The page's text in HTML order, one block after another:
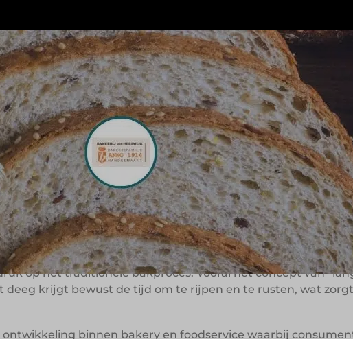
hun kracht kunnen behouden door traditie,
met een bakkerij van Opa Janus in Luyksgestel
streekidentiteit een belangrijke rol. De bekende peperkoek
onderdeel van het assortiment en onderstreept hoe
een moderne bakkerijorganisatie.
via tijd en aandacht
op het traditionele bakproces. Vooral het concept van
krijgt bewust de tijd om te rijpen en te rusten, wat
binnen bakery en foodservice waarbij